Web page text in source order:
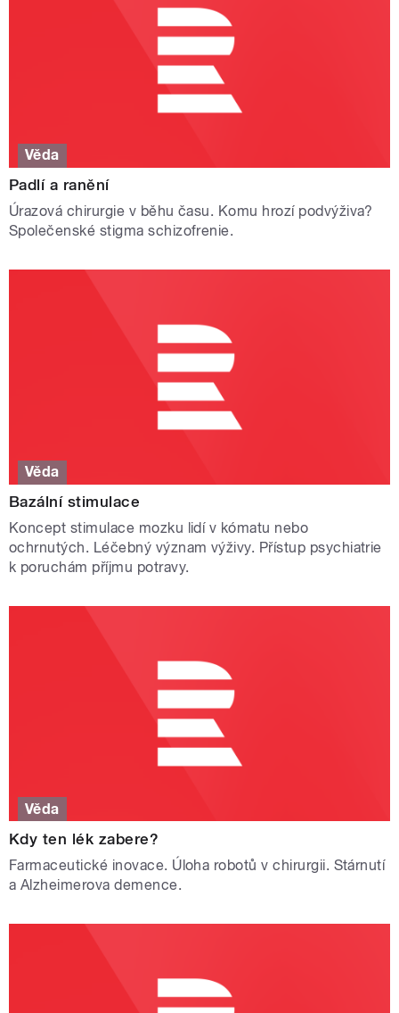
Věda
Padlí a ranění
Úrazová chirurgie v běhu času. Komu hrozí podvýživa?
Společenské stigma schizofrenie.
Věda
Bazální stimulace
Koncept stimulace mozku lidí v kómatu nebo
ochrnutých. Léčebný význam výživy. Přístup psychiatrie
k poruchám příjmu potravy.
Věda
Kdy ten lék zabere?
Farmaceutické inovace. Úloha robotů v chirurgii. Stárnutí
a Alzheimerova demence.